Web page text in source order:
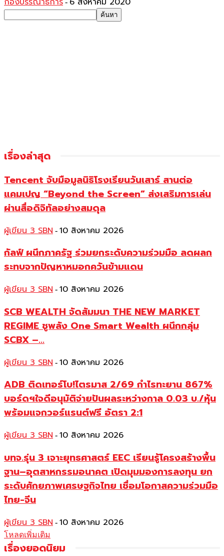
-
เรื่องล่าสุด
Tencent จับมือมูลนิธิโรงเรียนวันเสาร์ สานต่อ
แคมเปญ “Beyond the Screen” ส่งเสริมการเล่น
ผ่านสื่อดิจิทัลอย่างสมดุล
ผู้เขียน 3 SBN - 10 สิงหาคม 2026
กัลฟ์ ผนึกภาครัฐ ร่วมยกระดับความร่วมมือ ลดผลก
ระทบจากปัญหาหมอกควันข้ามแดน
ผู้เขียน 3 SBN - 10 สิงหาคม 2026
SCB WEALTH จัดสัมมนา THE NEW MARKET
REGIME ชูพลัง One Smart Wealth ผนึกกลุ่ม
SCBX –...
ผู้เขียน 3 SBN - 10 สิงหาคม 2026
ADB ติดเทอร์โบ!ไตรมาส 2/69 กำไรทะยาน 867%
บอร์ดฯใจดีอนุมัติจ่ายปันผลระหว่างกาล 0.03 บ./หุ้น
พร้อมแจกวอร์แรนต์ฟรี อัตรา 2:1
ผู้เขียน 3 SBN - 10 สิงหาคม 2026
บทจ.รุ่น 3 เจาะยุทธศาสตร์ EEC เรียนรู้โครงสร้างพื้น
ฐาน–อุตสาหกรรมอนาคต เปิดมุมมองการลงทุน ยก
ระดับศักยภาพเศรษฐกิจไทย เชื่อมโอกาสความร่วมมือ
ไทย-จีน
ผู้เขียน 3 SBN - 10 สิงหาคม 2026
โหลดเพิ่มเติม
เรื่องยอดนิยม